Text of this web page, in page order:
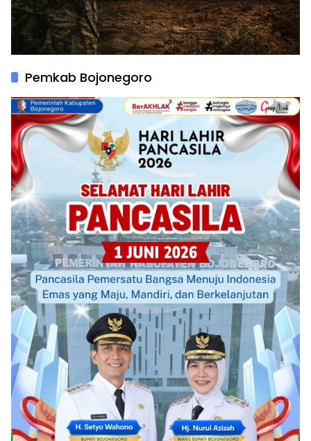
Pemkab Bojonegoro